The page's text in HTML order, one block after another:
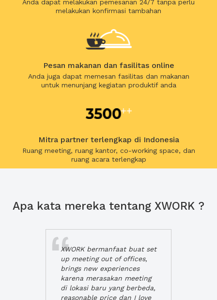
Anda dapat melakukan pemesanan 24/7 tanpa perlu
melakukan konfirmasi tambahan
Pesan makanan dan fasilitas online
Anda juga dapat memesan fasilitas dan makanan
untuk menunjang kegiatan produktif anda
Mitra partner terlengkap di Indonesia
Ruang meeting, ruang kantor, co-working space, dan
ruang acara terlengkap
Apa kata mereka tentang XWORK ?
XWORK bermanfaat buat set
up meeting out of offices,
brings new experiences
karena merasakan meeting
di lokasi baru yang berbeda,
reasonable price dan I love